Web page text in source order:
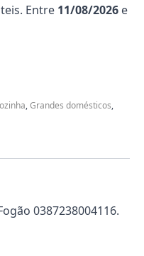
Entre 11/08/2026 e
,Grandes domésticos,
0387238004116.